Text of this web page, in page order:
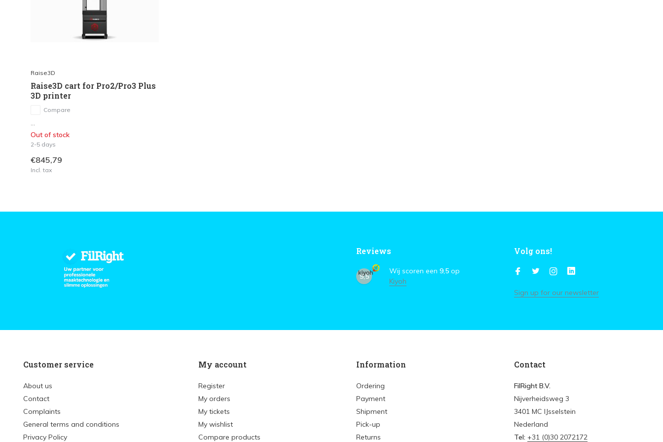
Raise3D
Raise3D cart for Pro2/Pro3 Plus
3D printer
Compare
Out of stock
2-5 days
€845,79
Incl. tax
Reviews
9,5
Wij scoren een 9,5 op
Kiyoh
Volg ons!
Sign up for our newsletter
Customer service
About us
Contact
Complaints
General terms and conditions
Privacy Policy
My account
Register
My orders
My tickets
My wishlist
Compare products
Information
Ordering
Payment
Shipment
Pick-up
Returns
Contact
FilRight B.V.
Nijverheidsweg 3
3401 MC IJsselstein
Nederland
Tel: +31 (0)30 2072172